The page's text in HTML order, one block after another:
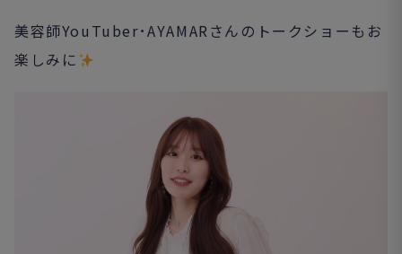
美容師YouTuber･AYAMARさんのトークショーもお
楽しみに